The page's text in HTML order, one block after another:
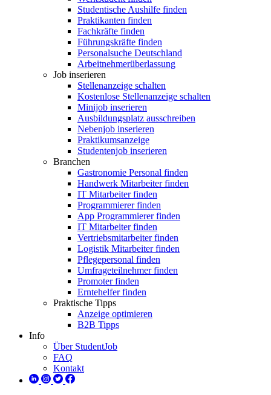
Studentische Aushilfe finden
Praktikanten finden
Fachkräfte finden
Führungskräfte finden
Personalsuche Deutschland
Arbeitnehmerüberlassung
Job inserieren
Stellenanzeige schalten
Kostenlose Stellenanzeige schalten
Minijob inserieren
Ausbildungsplatz ausschreiben
Nebenjob inserieren
Praktikumsanzeige
Studentenjob inserieren
Branchen
Gastronomie Personal finden
Handwerk Mitarbeiter finden
IT Mitarbeiter finden
Programmierer finden
App Programmierer finden
IT Mitarbeiter finden
Vertriebsmitarbeiter finden
Logistik Mitarbeiter finden
Pflegepersonal finden
Umfrageteilnehmer finden
Promoter finden
Erntehelfer finden
Praktische Tipps
Anzeige optimieren
B2B Tipps
Info
Über StudentJob
FAQ
Kontakt